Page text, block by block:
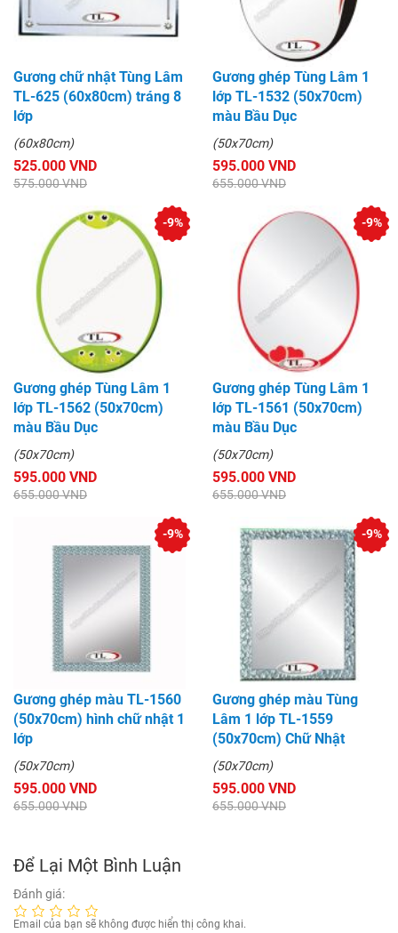
Gương chữ nhật Tùng Lâm
TL-625 (60x80cm) tráng 8
lớp
(60x80cm)
525.000 VND
575.000 VND
Gương ghép Tùng Lâm 1
lớp TL-1532 (50x70cm)
màu Bầu Dục
(50x70cm)
595.000 VND
655.000 VND
Gương ghép Tùng Lâm 1
lớp TL-1562 (50x70cm)
màu Bầu Dục
(50x70cm)
595.000 VND
655.000 VND
-9%
Gương ghép Tùng Lâm 1
lớp TL-1561 (50x70cm)
màu Bầu Dục
(50x70cm)
595.000 VND
655.000 VND
-9%
Gương ghép màu TL-1560
(50x70cm) hình chữ nhật 1
lớp
(50x70cm)
595.000 VND
655.000 VND
-9%
Gương ghép màu Tùng
Lâm 1 lớp TL-1559
(50x70cm) Chữ Nhật
(50x70cm)
595.000 VND
655.000 VND
-9%
Để Lại Một Bình Luận
Đánh giá:
Email của bạn sẽ không được hiển thị công khai.